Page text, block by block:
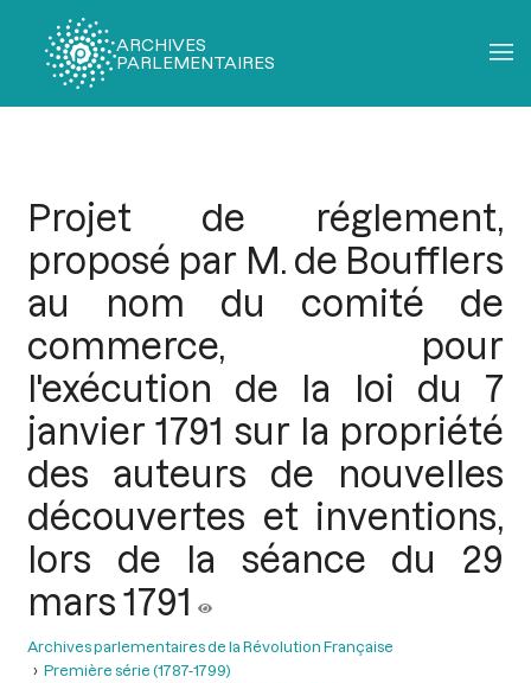
ARCHIVES
PARLEMENTAIRES
Projet de réglement,
proposé par M. de Boufflers
au nom du comité de
commerce, pour
l'exécution de la loi du 7
janvier 1791 sur la propriété
des auteurs de nouvelles
découvertes et inventions,
lors de la séance du 29
mars 1791
Archives parlementaires de la Révolution Française
Première série (1787-1799)